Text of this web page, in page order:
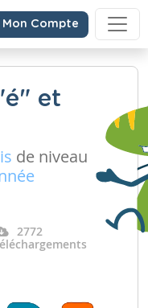
Compte
et
de niveau
2772